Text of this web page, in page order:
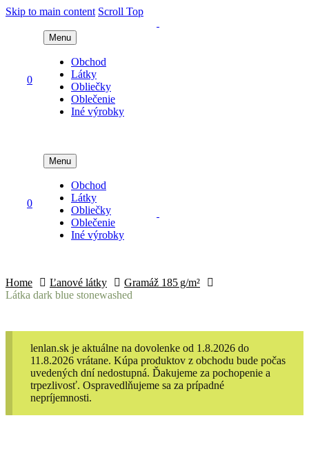
Skip to main content Scroll Top
Menu
Obchod
Látky
Obliečky
Oblečenie
Iné výrobky
0
Menu
Obchod
Látky
Obliečky
Oblečenie
Iné výrobky
0
Home Ľanové látky
Gramáž 185 g/m²
Látka dark blue stonewashed
lenlan.sk je aktuálne na dovolenke od 1.8.2026 do
11.8.2026 vrátane. Kúpa produktov z obchodu bude počas
uvedených dní nedostupná. Ďakujeme za pochopenie a
trpezlivosť. Ospravedlňujeme sa za prípadné
nepríjemnosti.